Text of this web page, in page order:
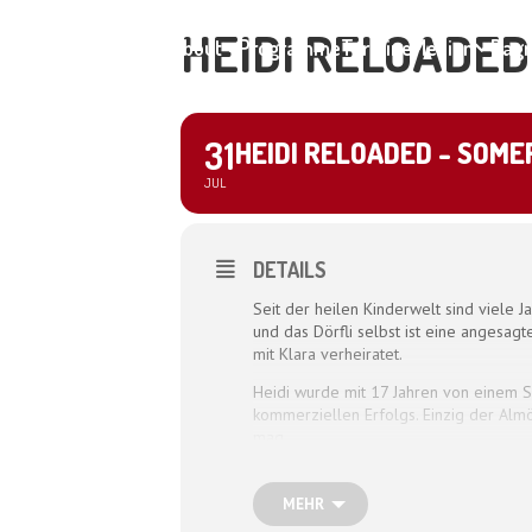
About ProgrammeTermine Medien
HEIDI
31
JUL
HEIDI RELOADED -
DETAILS
Seit der heilen Kinderwelt sind viele
und das Dörfli selbst ist eine
mit Klara verheiratet.
Heidi wurde mit 17 Jahren von einem
kommerziellen Erfolgs. Einzig der
Als die Städter und ihre grausame
drohende Migration der seltsamen
MEHR